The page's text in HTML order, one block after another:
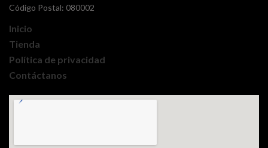
Código Postal: 080002
Inicio
Tienda
Política de privacidad
Contáctanos